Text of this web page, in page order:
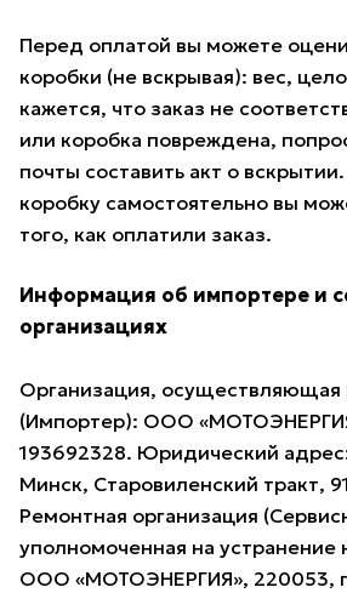
Перед оплатой вы можете
коробки (не вскрывая): вес,
кажется, что заказ не
или коробка повреждена,
почты составить акт о
коробку самостоятельно вы
того, как оплатили заказ.
Информация об импортере и
организациях
Организация, осуществляющая
(Импортер): ООО
193692328. Юридический
Минск, Старовиленский тракт,
Ремонтная организация
уполномоченная на устранение
ООО «МОТОЭНЕРГИЯ», 220053,